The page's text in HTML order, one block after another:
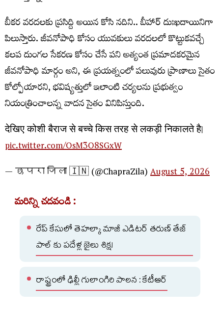
బీకర వరదలకు ప్రసిద్ది అయిన కోసి నదిని.. బీహార్ దుఃఖదాయినిగా
పిలుస్తారు. జీవనోపాధి కోసం యువకులు వరదలలో కొట్టుకవచ్చే
కలప దుంగల సేకరణ కోసం చేసే పని అత్యంత ప్రమాదకరమైన
జీవనోపాధి మార్గం అని, ఈ ప్రయత్నంలో పలువురు ప్రాణాలు సైతం
కోల్పోయారని, భవిష్యత్తులో ఇలాంటి చర్యలను ప్రభుత్వం
నియంత్రించాలన్న వాదన సైతం వినిపిస్తుంది.
देखिए कोशी बैराज से बच्चे किस तरह से लकड़ी निकालते है।
pic.twitter.com/OsM3O8SGxW
— छपरा जिला 🇮🇳 (@ChapraZila)August 5, 2026
మరిన్ని చదవండి :
రేప్ కేసులో తెహల్కా మాజీ ఎడిటర్ తరుణ్ తేజ్
పాల్ కు పదేళ్ల జైలు శిక్ష!
రాష్ట్రంలో ఢిల్లీ గులాంగిరి పాలన : కేటీఆర్